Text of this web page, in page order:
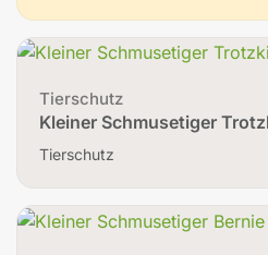
Tierschutz
Kleiner Schmusetiger
Tierschutz